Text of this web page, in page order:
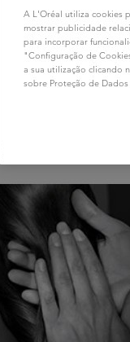
A L'Oréal utiliza cookies
mostrar publicidade
para incorporar
"Configuração de
a sua utilização clicando
sobre Proteção de Dados